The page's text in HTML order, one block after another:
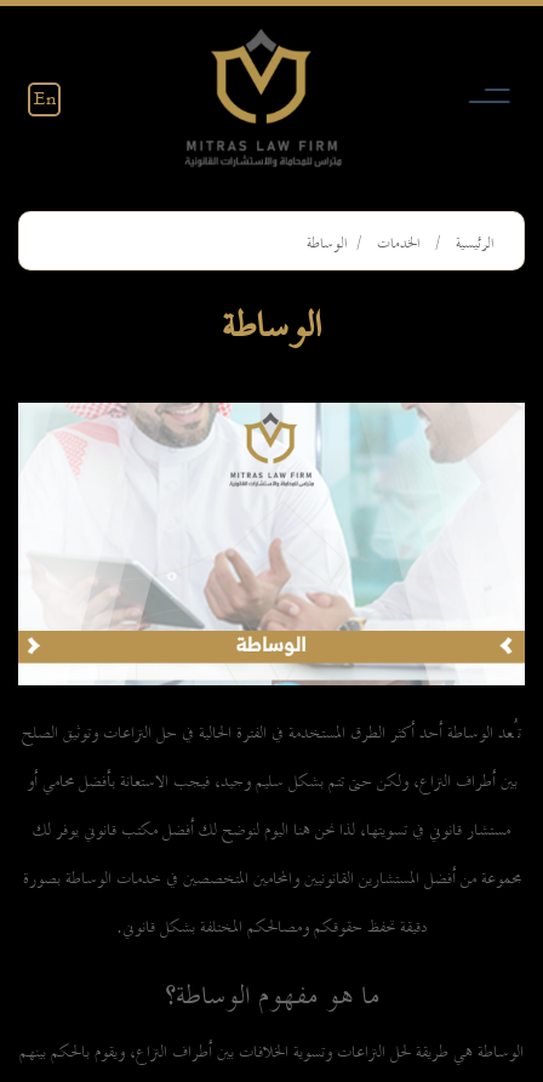
En
الرئيسية الخدمات الوساطة
الوساطة
تُعد الوساطة أحد أكثر الطرق المستخدمة في الفترة الحالية في حل النزاعات وتوثيق الصلح
بين أطراف النزاع، ولكن حتى تتم بشكل سليم وجيد، فيجب الاستعانة بأفضل محامي أو
مستشار قانوني في تسويتها، لذا نحن هنا اليوم لنوضح لك أفضل مكتب قانوني يوفر لك
مجموعة من أفضل المستشارين القانونيين والمحامين المتخصصين في خدمات الوساطة بصورة
دقيقة تحفظ حقوقكم ومصالحكم المختلفة بشكل قانوني.
ما هو مفهوم الوساطة؟
الوساطة هي طريقة لحل النزاعات وتسوية الخلافات بين أطراف النزاع، ويقوم بالحكم بينهم